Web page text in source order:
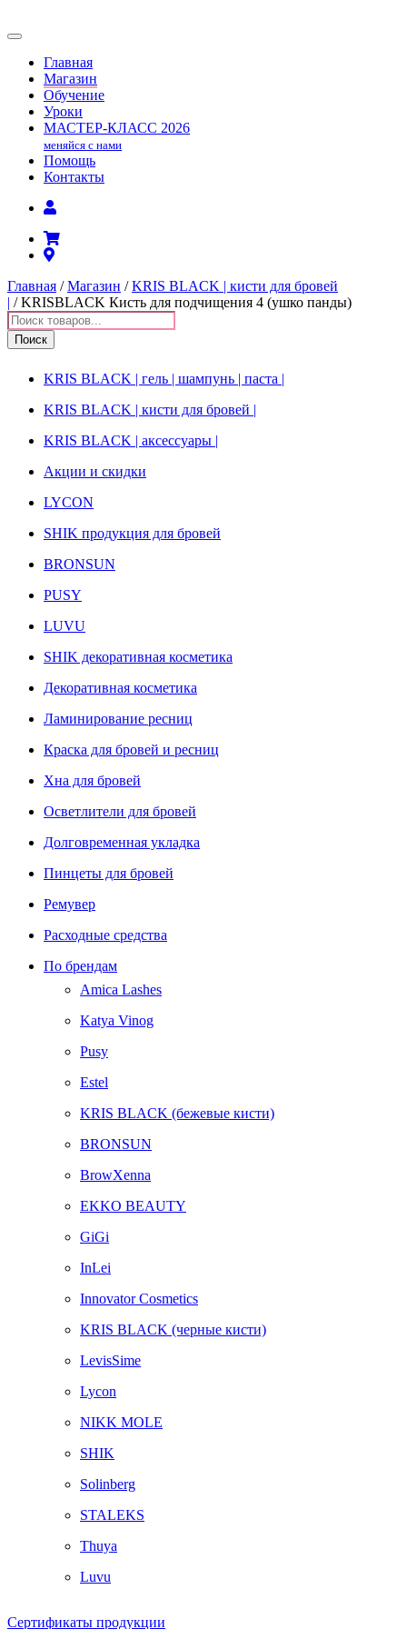
Главная
Магазин
Обучение
Уроки
МАСТЕР-КЛАСС 2026
меняйся с нами
Помощь
Контакты
Главная /Магазин /KRIS BLACK | кисти для бровей
| / KRISBLACK Кисть для подчищения 4 (ушко панды)
Поиск
товаров
Поиск
KRIS BLACK | гель | шампунь | паста |
KRIS BLACK | кисти для бровей |
KRIS BLACK | аксессуары |
Акции и скидки
LYCON
SHIK продукция для бровей
BRONSUN
PUSY
LUVU
SHIK декоративная косметика
Декоративная косметика
Ламинирование ресниц
Краска для бровей и ресниц
Хна для бровей
Осветлители для бровей
Долговременная укладка
Пинцеты для бровей
Ремувер
Расходные средства
По брендам
Amica Lashes
Katya Vinog
Pusy
Estel
KRIS BLACK (бежевые кисти)
BRONSUN
BrowXenna
EKKO BEAUTY
GiGi
InLei
Innovator Cosmetics
KRIS BLACK (черные кисти)
LevisSime
Lycon
NIKK MOLE
SHIK
Solinberg
STALEKS
Thuya
Luvu
Сертификаты продукции